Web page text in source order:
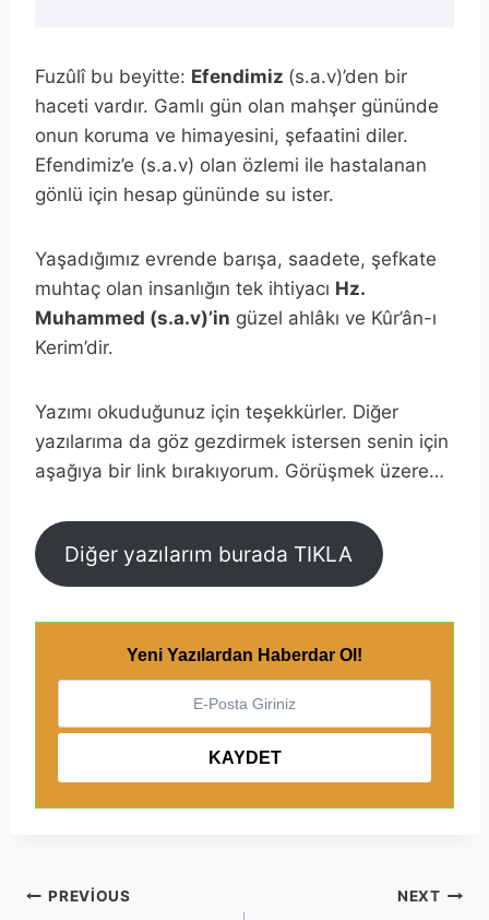
Fuzûlî bu beyitte: Efendimiz (s.a.v)’den bir
haceti vardır. Gamlı gün olan mahşer gününde
onun koruma ve himayesini, şefaatini diler.
Efendimiz’e (s.a.v) olan özlemi ile hastalanan
gönlü için hesap gününde su ister.
Yaşadığımız evrende barışa, saadete, şefkate
muhtaç olan insanlığın tek ihtiyacı Hz.
Muhammed (s.a.v)’in güzel ahlâkı ve Kûr’ân-ı
Kerim’dir.
Yazımı okuduğunuz için teşekkürler. Diğer
yazılarıma da göz gezdirmek istersen senin için
aşağıya bir link bırakıyorum. Görüşmek üzere…
Diğer yazılarım burada TIKLA
Yeni Yazılardan Haberdar Ol!
Yazı
PREVIOUS NEXT